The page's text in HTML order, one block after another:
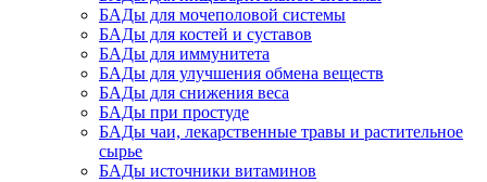
БАДы для мочеполовой системы
БАДы для костей и суставов
БАДы для иммунитета
БАДы для улучшения обмена веществ
БАДы для снижения веса
БАДы при простуде
БАДы чаи, лекарственные травы и растительное
сырье
БАДы источники витаминов